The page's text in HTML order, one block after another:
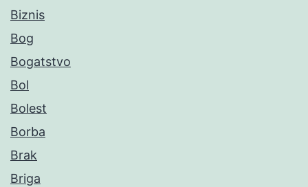
Biznis
Bog
Bogatstvo
Bol
Bolest
Borba
Brak
Briga